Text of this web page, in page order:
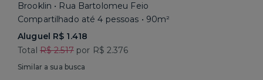
Brooklin • Rua Bartolomeu Feio
Compartilhado até 4 pessoas • 90m²
Aluguel R$ 1.418
Total R$ 2.517por R$ 2.376
Similar a sua busca